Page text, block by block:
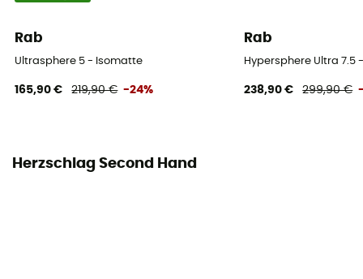
Rab
Ultrasphere 5 - Isomatte
165,90 € 219,90 € -24%
Rab
Hypersphere Ultra 7.5
238,90 € 299,90 €
Herzschlag Second Hand